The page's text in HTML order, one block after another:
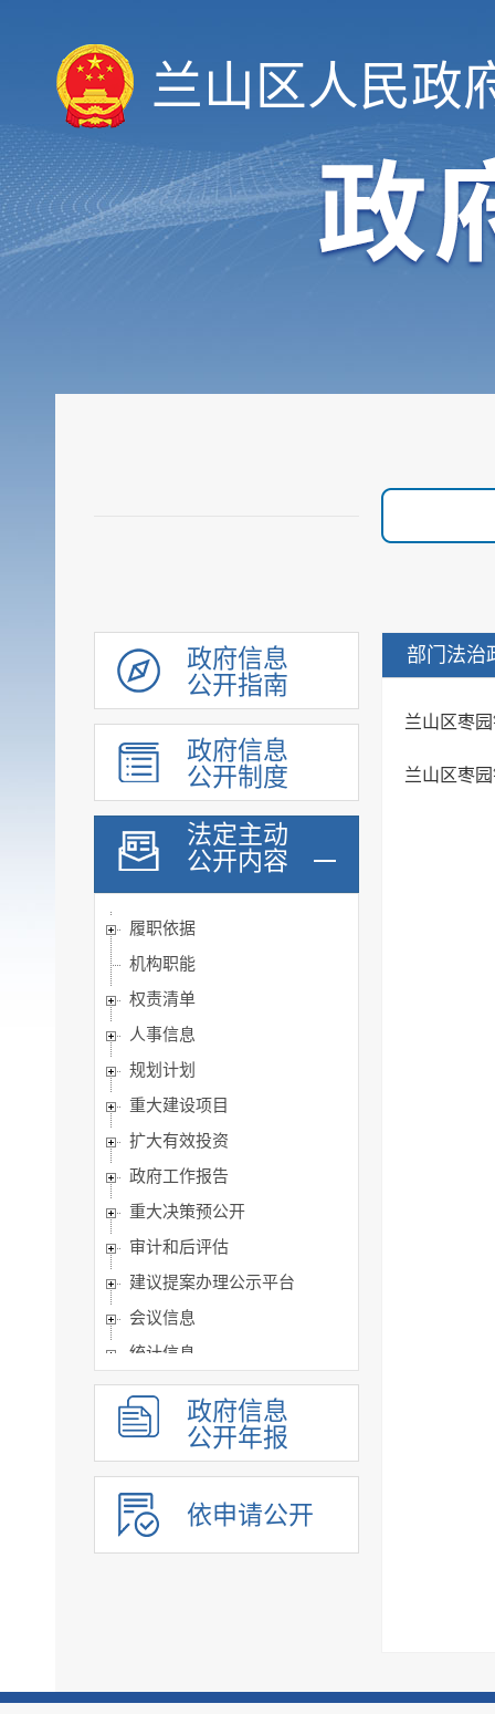
兰山区人民政
政府信息
公开指南
政府信息
公开制度
法定主动
公开内容
履职依据
机构职能
权责清单
人事信息
规划计划
重大建设项目
扩大有效投资
政府工作报告
重大决策预公开
审计和后评估
建议提案办理公示平台
会议信息
统计信息
行政许可和其他对外管理...
行政处罚及强制
财政信息
政府采购
民生领域信息公开
政府信息
公开年报
依申请公开
部门法治
兰山区枣
兰山区枣